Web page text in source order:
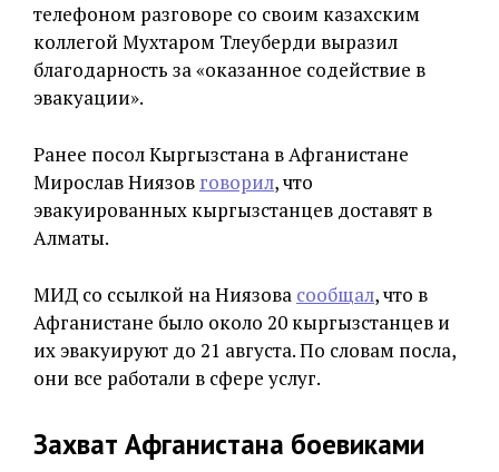
телефоном разговоре со своим казахским
коллегой Мухтаром Тлеуберди выразил
благодарность за «оказанное содействие в
эвакуации».
Ранее посол Кыргызстана в Афганистане
Мирослав Ниязов говорил, что
эвакуированных кыргызстанцев доставят в
Алматы.
МИД со ссылкой на Ниязова сообщал, что в
Афганистане было около 20 кыргызстанцев и
их эвакуируют до 21 августа. По словам посла,
они все работали в сфере услуг.
Захват Афганистана боевиками